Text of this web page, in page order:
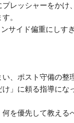
レッシャーをかけ
。
サイド偏重にしす
、ポスト守備の整
」に頼る指導に
を優先して教え